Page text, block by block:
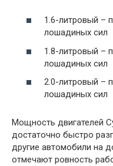
1.6-литровый –
лошадиных сил
1.8-литровый –
лошадиных сил
2.0-литровый –
лошадиных сил
Мощность двигателей
достаточно быстро
другие автомобили на
отмечают ровность